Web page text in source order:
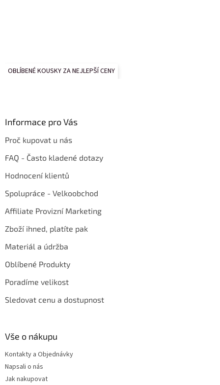
OBLÍBENÉ KOUSKY ZA NEJLEPŠÍ CENY
Informace pro Vás
Proč kupovat u nás
FAQ - Často kladené dotazy
Hodnocení klientů
Spolupráce - Velkoobchod
Affiliate Provizní Marketing
Zboží ihned, platíte pak
Materiál a údržba
Oblíbené Produkty
Poradíme velikost
Sledovat cenu a dostupnost
Vše o nákupu
Kontakty a Objednávky
Napsali o nás
Jak nakupovat